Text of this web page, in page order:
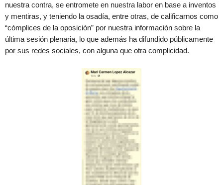
nuestra contra, se entromete en nuestra labor en base a inventos
y mentiras, y teniendo la osadía, entre otras, de calificarnos como
“cómplices de la oposición” por nuestra información sobre la
última sesión plenaria, lo que además ha difundido públicamente
por sus redes sociales, con alguna que otra complicidad.